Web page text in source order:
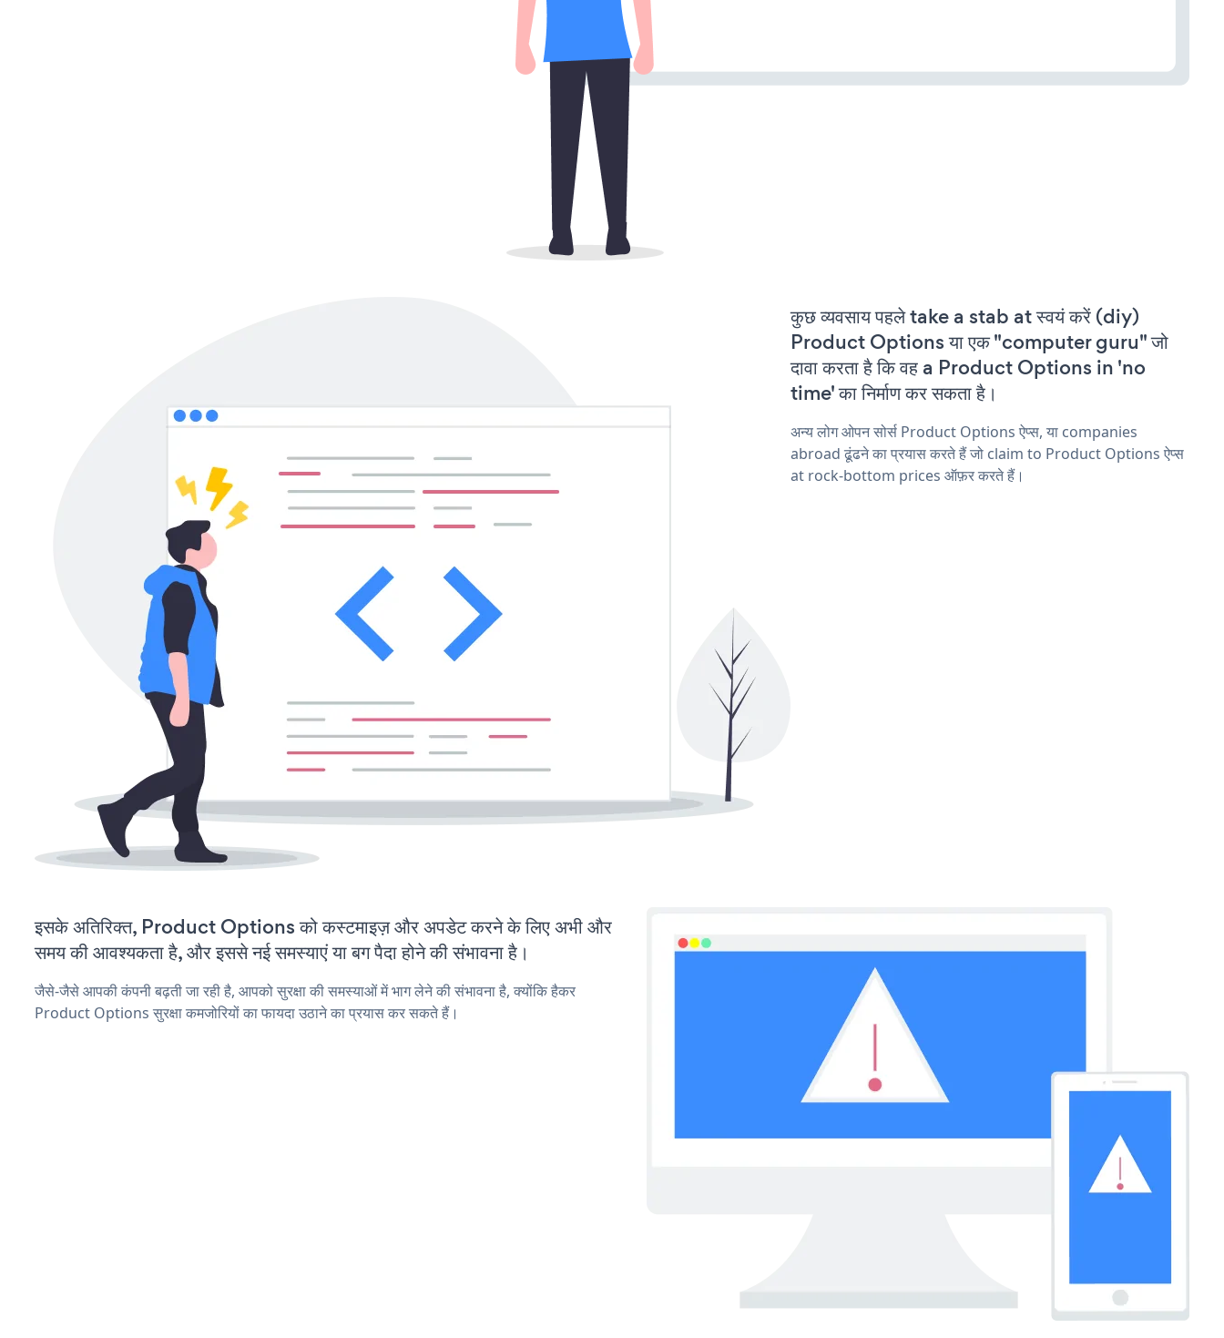
कुछ व्यवसाय पहले take a stab at स्वयं करें (diy)
Product Options या एक "computer guru" जो
दावा करता है कि वह a Product Options in 'no
time' का निर्माण कर सकता है।
अन्य लोग ओपन सोर्स Product Options ऐप्स, या companies
abroad ढूंढने का प्रयास करते हैं जो claim to Product Options ऐप्स
at rock-bottom prices ऑफ़र करते हैं।
इसके अतिरिक्त, Product Options को कस्टमाइज़ और अपडेट करने के लिए अभी और
समय की आवश्यकता है, और इससे नई समस्याएं या बग पैदा होने की संभावना है।
जैसे-जैसे आपकी कंपनी बढ़ती जा रही है, आपको सुरक्षा की समस्याओं में भाग लेने की संभावना है, क्योंकि हैकर
Product Options सुरक्षा कमजोरियों का फायदा उठाने का प्रयास कर सकते हैं।